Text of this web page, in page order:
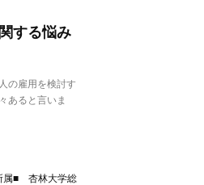
する悩み
の雇用を検討す
あると言いま
属■ 杏林大学総